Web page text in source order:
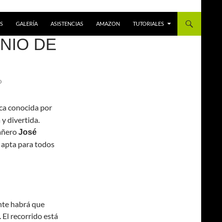
GALERÍA ASISTENCIAS AMAZON TUTORIALES
DE
conocida por
y divertida.
José
para todos
habrá que
El recorrido está